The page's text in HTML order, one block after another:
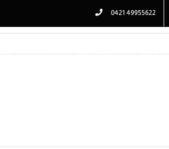
0421 49955622
Bestellen Warenkorb Kasse